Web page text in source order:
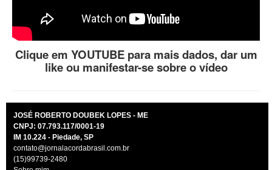
Clique em YOUTUBE para mais dados, dar um
like ou manifestar-se sobre o vídeo
JOSÉ ROBERTO DOUBEK LOPES - ME
CNPJ: 07.793.117/0001-19
IM 10.224 - Piedade, SP
contato@jornalacordabrasil.com.br
(15)99739-2480